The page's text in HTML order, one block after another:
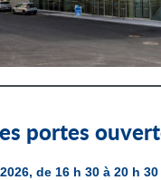
portes
de 16 h 30 à 20 h 30